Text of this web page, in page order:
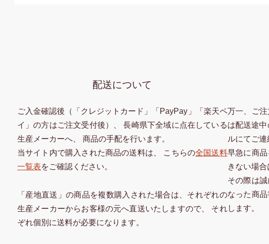
配送について
ご入金確認後（「クレジットカード」「PayPay」「楽天ペ
イ」の方はご注文受付後）、 長崎県下全域に点在している
生産メーカーへ、 商品の手配を行います。
当サイト内で購入された商品の送料は、 こちらの全国送料
一覧表をご確認ください。
「産地直送」の商品を複数購入された場合は、それぞれの
生産メーカーからお客様の元へ直送いたしますので、 それ
ぞれ個別に送料が必要になります。
万一、ご
は配送途
ルにてご連
早急に商
きない場合
その際は
なった商
します。